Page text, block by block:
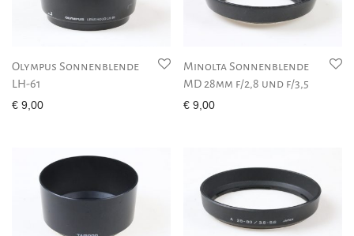
Olympus Sonnenblende
LH-61
€ 9,00
Minolta Sonnenblende
MD 28mm f/2,8 und f/3,5
€ 9,00